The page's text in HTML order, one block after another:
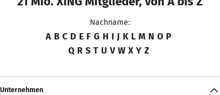
Nachname:
A B C D E F G H I J K L M N O P
Q R S T U V W X Y Z
Unternehmen